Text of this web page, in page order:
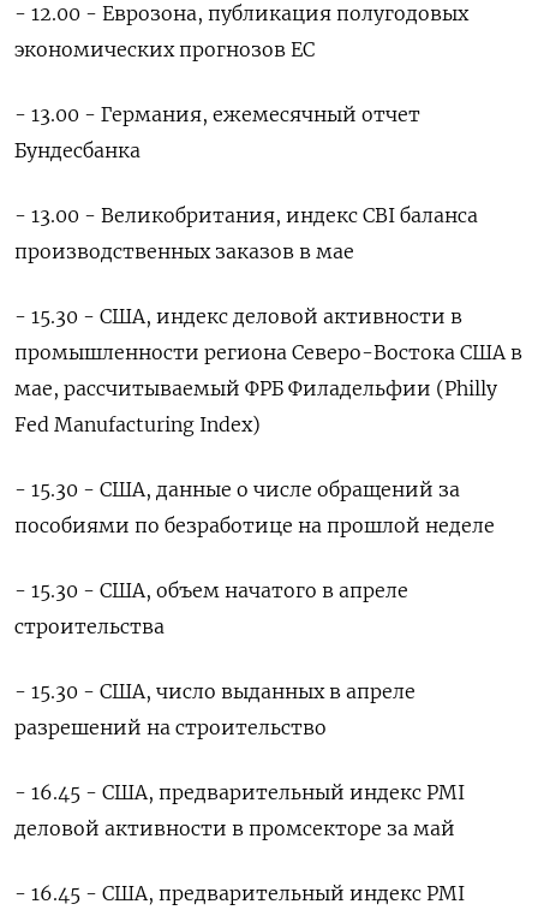
- 12.00 - Еврозона, публикация полугодовых
экономических прогнозов ЕС
- 13.00 - Германия, ежемесячный отчет
Бундесбанка
- 13.00 - Великобритания, индекс CBI баланса
производственных заказов в мае
- 15.30 - США, индекс деловой активности в
промышленности региона Северо-Востока США в
мае, рассчитываемый ФРБ Филадельфии (Philly
Fed Manufacturing Index)
- 15.30 - США, данные о числе обращений за
пособиями по безработице на прошлой неделе
- 15.30 - США, объем начатого в апреле
строительства
- 15.30 - США, число выданных ​в апреле
разрешений на строительство
- 16.45 - США, предварительный индекс PMI
деловой активности в ⁠промсекторе за май
- 16.45 - США, предварительный индекс PMI